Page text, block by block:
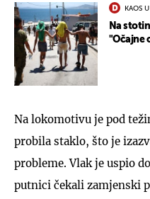
KAOS
Na
"Očajne
Na lokomotivu je pod
probila staklo, što je
probleme. Vlak je uspio
putnici čekali zamjenski